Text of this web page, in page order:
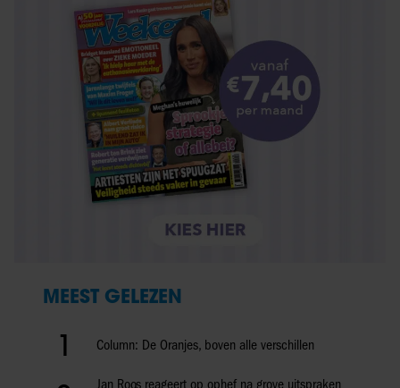
MEEST GELEZEN
1 Column: De Oranjes, boven alle verschillen
Jan Roos reageert op ophef na grove uitspraken